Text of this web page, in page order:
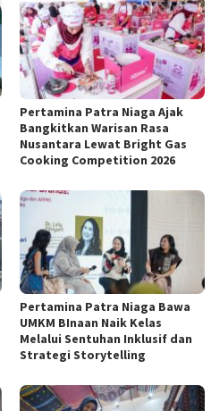
Pertamina Patra Niaga Ajak
Bangkitkan Warisan Rasa
Nusantara Lewat Bright Gas
Cooking Competition 2026
Pertamina Patra Niaga Bawa
UMKM BInaan Naik Kelas
Melalui Sentuhan Inklusif dan
Strategi Storytelling